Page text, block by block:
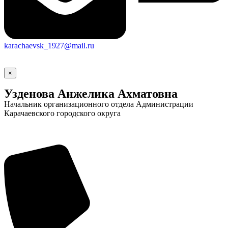
Новости Документы
приемная
Культурный
код кластера
karachaevsk_1927@mail.ru
×
Узденова Анжелика Ахматовна
Начальник организационного отдела Администрации
Карачаевского городского округа